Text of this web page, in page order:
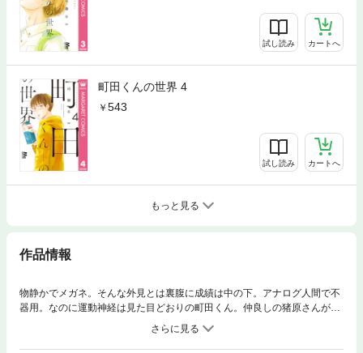
試し読み カートへ
町田くんの世界 4
543
試し読み カートへ
もっと見る
作品情報
物静かでメガネ。そんな外見とは裏腹に成績は中の下。アナログ人間で不
器用。なのに運動神経は見た目どおりの町田くん。仲良しの猪原さんが、
町田くんの前で涙をこぼしました。理由がわからない町田くんに、お父さ
んが言ったのは思ってもみなかった言葉で!? 気持ちがふくらむ第4巻！